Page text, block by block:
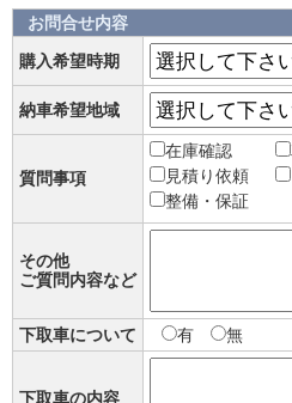
お問合せ内容
購入希望時期
納車希望地域
質問事項
在庫確認
見積り依頼
整備・保証
その他
ご質問内容など
下取車について 有 無
下取車の内容